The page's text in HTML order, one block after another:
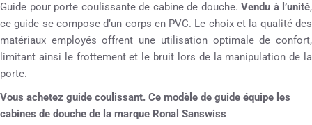
Guide pour porte coulissante de cabine de douche. Vendu à l’unité,
ce guide se compose d’un corps en PVC. Le choix et la qualité des
matériaux employés offrent une utilisation optimale de confort,
limitant ainsi le frottement et le bruit lors de la manipulation de la
porte.
Vous achetez guide coulissant. Ce modèle de guide équipe les
cabines de douche de la marque Ronal Sanswiss